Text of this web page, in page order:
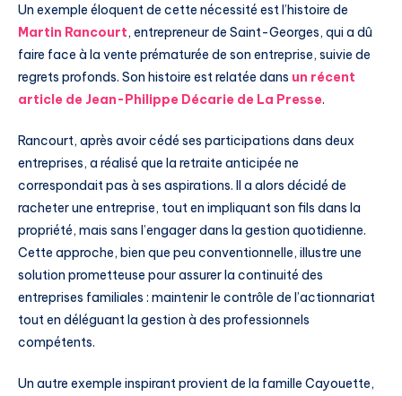
Un exemple éloquent de cette nécessité est l’histoire de
Martin Rancourt, entrepreneur de Saint-Georges, qui a dû
faire face à la vente prématurée de son entreprise, suivie de
regrets profonds. Son histoire est relatée dans un récent
article de Jean-Philippe Décarie de La Presse.
Rancourt, après avoir cédé ses participations dans deux
entreprises, a réalisé que la retraite anticipée ne
correspondait pas à ses aspirations. Il a alors décidé de
racheter une entreprise, tout en impliquant son fils dans la
propriété, mais sans l’engager dans la gestion quotidienne.
Cette approche, bien que peu conventionnelle, illustre une
solution prometteuse pour assurer la continuité des
entreprises familiales : maintenir le contrôle de l’actionnariat
tout en déléguant la gestion à des professionnels
compétents.
Un autre exemple inspirant provient de la famille Cayouette,